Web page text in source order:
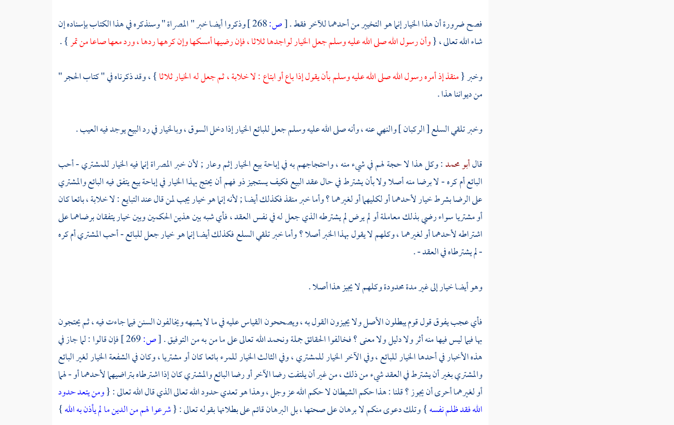
فصح ضرورة أن هذا الخيار إنما هو التخيير من أحدهما للآخر فقط .[ص:
وذكروا أيضا خبر " المصراة " وسنذكره في هذا الكتاب بإسناده إن
شاء الله تعالى ، {وأن رسول الله صلى الله عليه وسلم جعل الخيار لواجدها ثلاثا ، فإن رضيها أمسكها وإن كرهها ردها ، ورد معها صاعا من تمر} .
وخبر {منقذإذ أمره رسول الله صلى الله عليه وسلم بأن يقول إذا باع أو ابتاع : لا خلابة ، ثم جعل له الخيار ثلاثا} ، وقد ذكرناه في " كتاب الحجر "
من ديواننا هذا .
وخبر تلقي السلع [ الركبان ] والنهي عنه ، وأنه صلى الله عليه وسلم جعل للبائع الخيار إذا دخل السوق ، وبالخيار في رد البيع يوجد فيه العيب .
قالأبو محمد: وكل هذا لا حجة لهم في شيء منه ، واحتجاجهم به في إباحة بيع الخيار إثم وعار ; لأن خبر المصراة إنما فيه الخيار للمشتري - أحب
البائع أم كره - لا برضا منه أصلا ولا بأن يشترط في حال عقد البيع فكيف يستجيز ذو فهم أن يحتج بهذا الخيار في إباحة بيع يتفق فيه البائع والمشتري
على الرضا بشرط خيار لأحدهما أو لكليهما أو لغيرهما ؟ وأما خبرمنقذفكذلك أيضا ; لأنه إنما هو خيار يجب لمن قال عند التبايع : لا خلابة ، بائعا كان
أو مشتريا سواء رضي بذلك معاملة أو لم يرض لم يشترطه الذي جعل له في نفس العقد ، فأي شبه بين هذين الحكمين وبين خيار يتفقان برضاهما على
اشتراطه لأحدهما أو لغيرهما ، وكلهم لا يقول بهذا الخبر أصلا ؟ وأما خبر تلقي السلع فكذلك أيضا إنما هو خيار جعل للبائع - أحب المشتري أم كره
- لم يشترطاه في العقد - .
وهو أيضا خيار إلى غير مدة محدودة وكلهم لا يجيز هذا أصلا .
فأي عجب يفوق قول قوم يبطلون الأصل ولا يجيزون القول به ، ويصححون القياس عليه في ما لا يشبهه ويخالفون السنن فيما جاءت فيه ، ثم يحتجون
بها فيما ليس فيها منه أثر ولا دليل ولا معنى ؟ فخالفوا الحقائق جملة ونحمد الله تعالى على ما من به من التوفيق .[ص:
فإن قالوا : لما جاز في
هذه الأخبار في أحدها الخيار للبائع ، وفي الآخر الخيار للمشتري ، وفي الثالث الخيار للمرء بائعا كان أو مشتريا ، وكان في الشفعة الخيار لغير البائع
والمشتري بغير أن يشترط في العقد شيء من ذلك ، من غير أن يلتفت رضا الآخر أو رضا البائع والمشتري كان إذا اشترطاه بتراضيهما لأحدهما أو - لهما
أو لغيرهما أحرى أن يجوز ؟ قلنا : هذا حكم الشيطان لا حكم الله عز وجل ، وهذا هو تعدي حدود الله تعالى الذي قال الله تعالى : {ومن يتعد حدود
الله فقد ظلم نفسه} وتلك دعوى منكم لا برهان على صحتها ، بل البرهان قائم على بطلانها بقوله تعالى : {شرعوا لهم من الدين ما لم يأذن به الله}